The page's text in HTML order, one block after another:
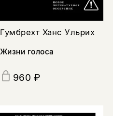
Гумбрехт Ханс Ульрих
Жизни голоса
960 ₽